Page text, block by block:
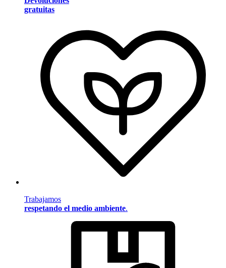
gratuitas
Trabajamos
respetando el medio ambiente.